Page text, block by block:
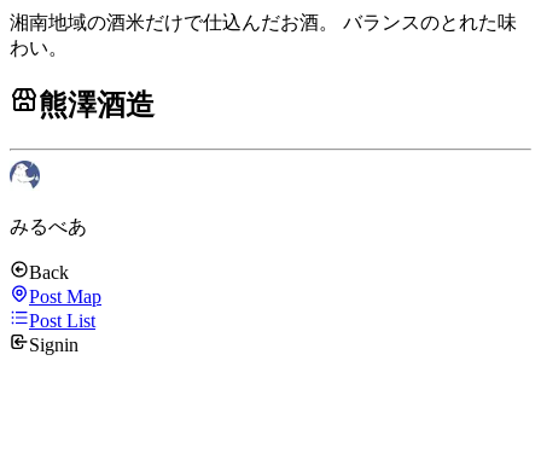
湘南地域の酒米だけで仕込んだお酒。 バランスのとれた味
わい。
熊澤酒造
みるべあ
Back
Post Map
Post List
Signin